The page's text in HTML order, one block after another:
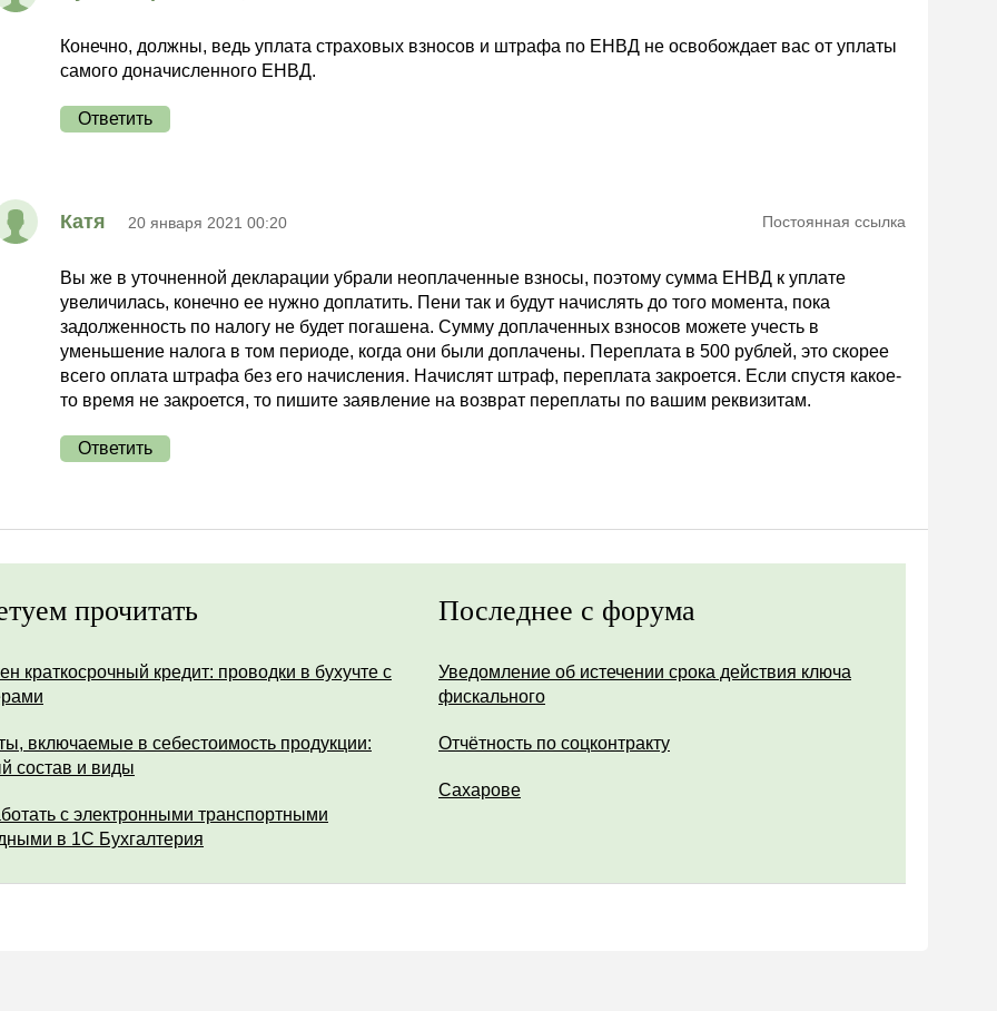
Конечно, должны, ведь уплата страховых взносов и штрафа по ЕНВД не освобождает вас от уплаты
самого доначисленного ЕНВД.
Ответить
Катя 20 января 2021 00:20 Постоянная ссылка
Вы же в уточненной декларации убрали неоплаченные взносы, поэтому сумма ЕНВД к уплате
увеличилась, конечно ее нужно доплатить. Пени так и будут начислять до того момента, пока
задолженность по налогу не будет погашена. Сумму доплаченных взносов можете учесть в
уменьшение налога в том периоде, когда они были доплачены. Переплата в 500 рублей, это скорее
всего оплата штрафа без его начисления. Начислят штраф, переплата закроется. Если спустя какое-
то время не закроется, то пишите заявление на возврат переплаты по вашим реквизитам.
Ответить
прочитать
краткосрочный кредит: проводки в бухучте с
включаемые в себестоимость продукции:
состав и виды
с электронными транспортными
в 1С Бухгалтерия
Последнее с форума
Уведомление об истечении срока действия ключа
фискального
Отчётность по соцконтракту
Сахарове